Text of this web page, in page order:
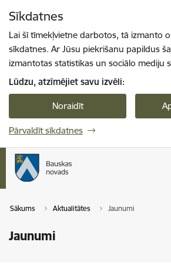
Sīkdatnes
Lai šī tīmekļvietne darbotos, tā izmanto
sīkdatnes. Ar Jūsu piekrišanu papildus
izmantotas statistikas un sociālo mediju
Lūdzu, atzīmējiet savu izvēli:
Noraidīt
Pārvaldīt sīkdatnes
Sākums Aktualitātes Jaunumi
Jaunumi